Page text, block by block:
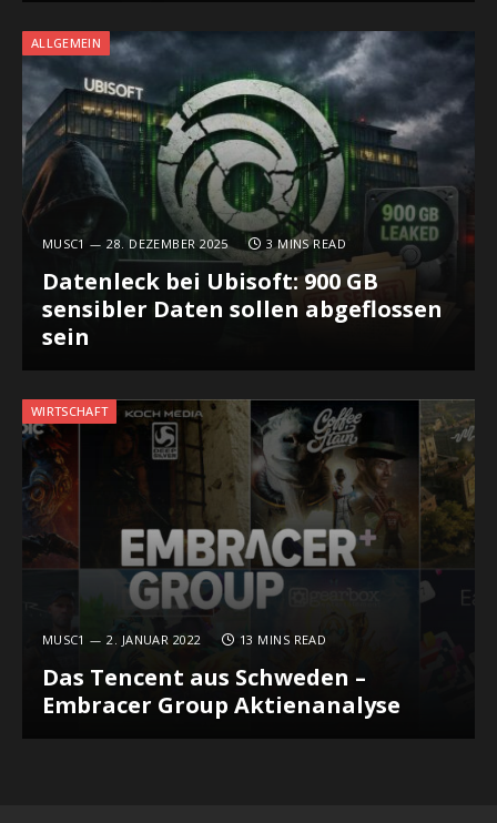
ALLGEMEIN
MUSC1 28. DEZEMBER 2025 3 MINS READ
Datenleck bei Ubisoft: 900 GB
sensibler Daten sollen abgeflossen
sein
WIRTSCHAFT
MUSC1 2. JANUAR 2022 13 MINS READ
Das Tencent aus Schweden –
Embracer Group Aktienanalyse